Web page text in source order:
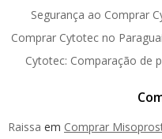
Segurança ao Comprar
Comprar Cytotec no
Cytotec: Comparação de
Raissa em Comprar